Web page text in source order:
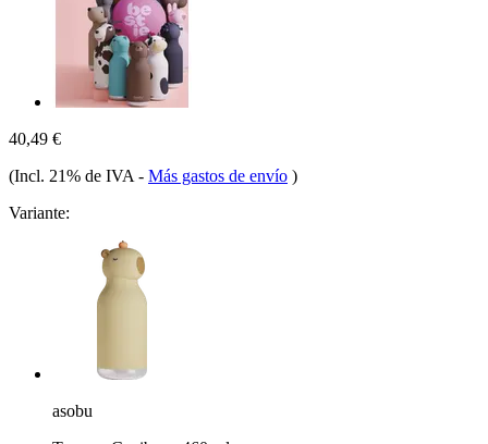
40,49 €
(Incl. 21% de IVA - Más gastos de envío )
Variante:
asobu